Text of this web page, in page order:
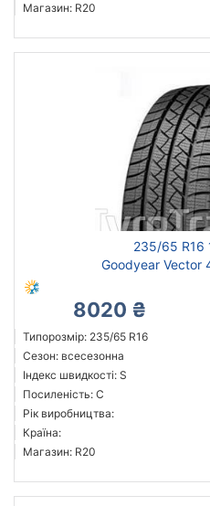
Магазин: R20
235/65 R16
Goodyear Vector
8020 ₴
Типорозмір: 235/65 R16
Сезон: всесезонна
Індекс швидкості: S
Посиленість: C
Рік виробництва:
Країна:
Магазин: R20